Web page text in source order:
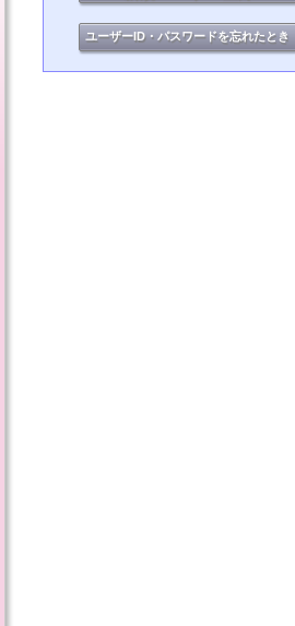
ユーザーID・パスワードを忘れたとき